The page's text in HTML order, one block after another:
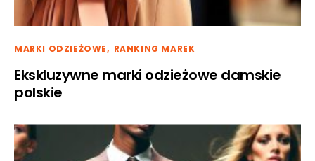
MARKI ODZIEŻOWE RANKING MAREK
Ekskluzywne marki odzieżowe damskie
polskie